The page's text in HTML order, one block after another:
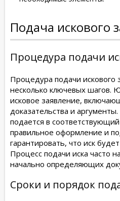
Подача искового
Процедура подачи
Процедура подачи искового
несколько ключевых шагов.
исковое заявление,
доказательства и
подается в
правильное оформление и
гарантировать, что иск
Процесс подачи иска часто
начально определяющих
Сроки и порядок